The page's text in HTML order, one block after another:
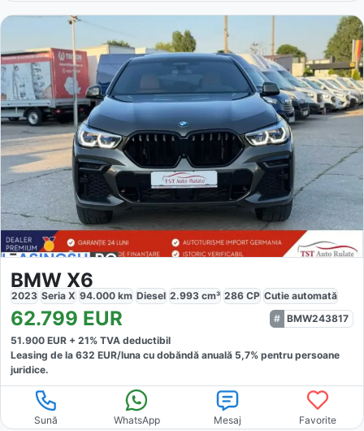
BMW X6
2023 Seria X 94.000 km Diesel 2.993 cm³ 286 CP Cutie automată
62.799 EUR
BMW243817
51.900 EUR + 21% TVA deductibil
Leasing de la 632 EUR/luna cu dobăndă anuală 5,7% pentru persoane
juridice.
Sună WhatsApp Mesaj Favorite